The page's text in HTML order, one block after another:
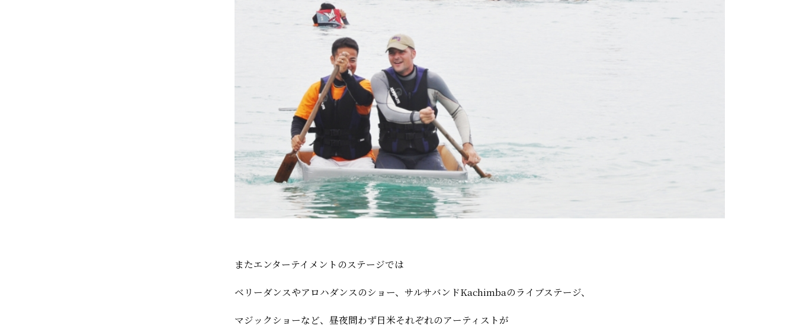
またエンターテイメントのステージでは
ベリーダンスやアロハダンスのショー、サルサバンドKachimbaのライブステージ、
マジックショーなど、昼夜問わず日米それぞれのアーティストが